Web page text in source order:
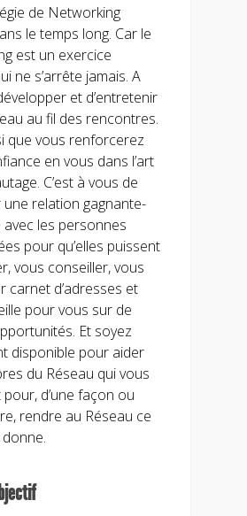
de Networking
le temps long. Car le
est un exercice
ne s’arrête jamais. A
et d’entretenir
au fil des rencontres.
que vous renforcerez
en vous dans l’art
C’est à vous de
une relation gagnante-
avec les personnes
pour qu’elles puissent
vous conseiller, vous
carnet d’adresses et
pour vous sur de
Et soyez
disponible pour aider
du Réseau qui vous
d’une façon ou
rendre au Réseau ce
donne.